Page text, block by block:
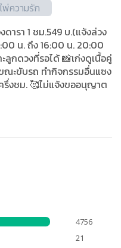
ไพ่ความรัก
ารา 1 ชม.549 บ.(แจ้งล่วง
น. ถึง 16:00 น. 20:00
ลูกดวงที่รอได้ 📸เก่งดูเนื้อคู่
ะขับรถ ทำกิจกรรมอื่นแซง
รึ่งชม. 🥰ไม่แจ้งขออนุญาต
4756
21